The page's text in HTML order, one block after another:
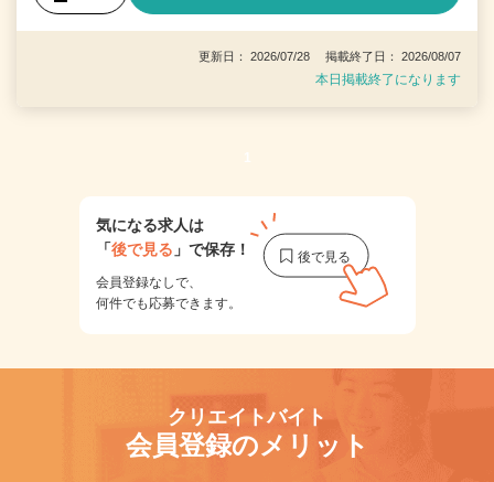
更新日： 2026/07/28 掲載終了日： 2026/08/07
本日掲載終了になります
1
気になる求人は
「後で見る 」で保存！
会員登録なしで、
何件でも応募できます。
クリエイトバイト
会員登録のメリット